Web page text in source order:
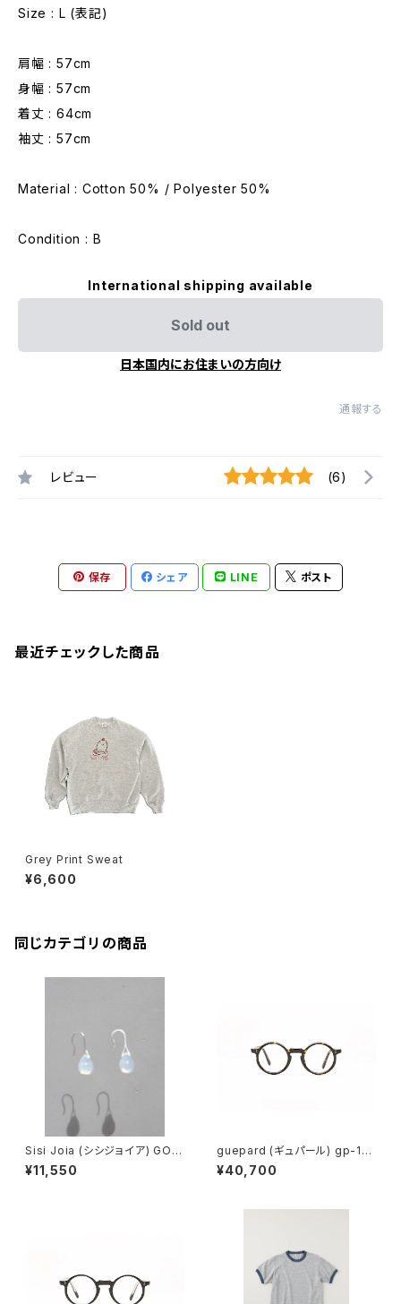
Size : L (表記)
肩幅 : 57cm
身幅 : 57cm
着丈 : 64cm
袖丈 : 57cm
Material : Cotton 50% / Polyester 50%
Condition : B
International shipping available
Sold out
日本国内にお住まいの方向け
通報する
レビュー (6)
保存 シェア LINE ポスト
最近チェックした商品
Grey Print Sweat
¥6,600
同じカテゴリの商品
Sisi Joia (シシジョイア) GOT
A Mini earrings (Opaline w
hite)
¥11,550
guepard (ギュパール) gp-11
ecaille (clear lens) メガネ
¥40,700